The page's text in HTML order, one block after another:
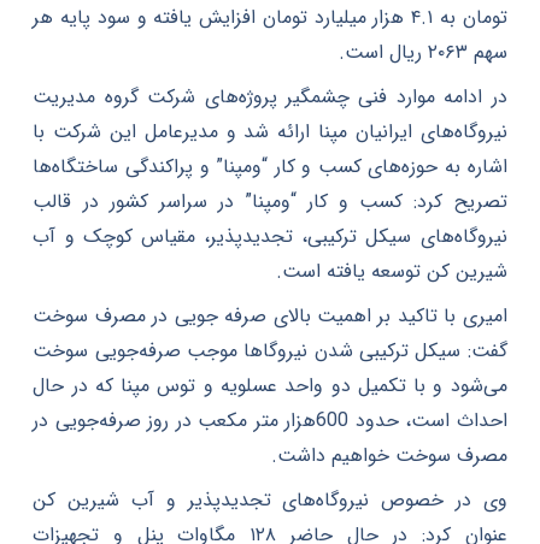
تومان به ۴.۱ هزار میلیارد تومان افزایش یافته و سود پایه هر
سهم ۲۰۶۳ ریال است.
در ادامه موارد فنی چشمگیر پروژه‌های شرکت گروه مدیریت
نیروگاه‌های ایرانیان مپنا ارائه شد و مدیرعامل این شرکت با
اشاره به حوزه‌های کسب و کار “ومپنا” و پراکندگی ساختگاه‌ها
تصریح کرد: کسب و کار “ومپنا” در سراسر کشور در قالب
نیروگاه‌های سیکل ترکیبی، تجدیدپذیر، مقیاس کوچک و آب
شیرین کن توسعه یافته است.
امیری با تاکید بر اهمیت بالای صرفه جویی در مصرف سوخت
گفت: سیکل ترکیبی شدن نیروگاها موجب صرفه‌جویی سوخت
می‌شود و با تکمیل دو واحد عسلویه و توس مپنا که در حال
احداث است، حدود 600هزار متر مکعب در روز صرفه‌جویی در
مصرف سوخت خواهیم داشت.
وی در خصوص نیروگاه‌های تجدیدپذیر و آب شیرین کن
عنوان کرد: در حال حاضر ۱۲۸ مگاوات پنل و تجهیزات